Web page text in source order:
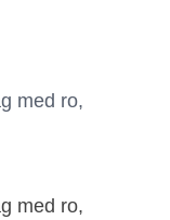
med ro,
med ro,